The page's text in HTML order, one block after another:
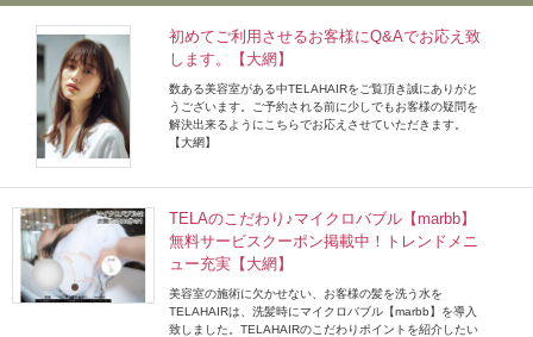
初めてご利用させるお客様にQ&Aでお応え致
します。【大網】
数ある美容室がある中TELAHAIRをご覧頂き誠にありがと
うございます。ご予約される前に少しでもお客様の疑問を
解決出来るようにこちらでお応えさせていただきます。
【大網】
TELAのこだわり♪マイクロバブル【marbb】
無料サービスクーポン掲載中！トレンドメニ
ュー充実【大網】
美容室の施術に欠かせない、お客様の髪を洗う水を
TELAHAIRは、洗髪時にマイクロバブル【marbb】を導入
致しました。TELAHAIRのこだわりポイントを紹介したい